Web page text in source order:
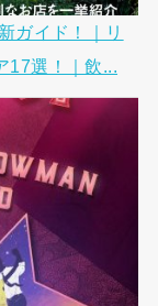
ガイド！｜リ
選！｜飲...